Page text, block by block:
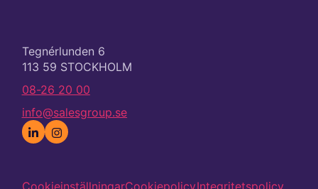
Tegnérlunden 6
113 59 STOCKHOLM
08-26 20 00
info@salesgroup.se
CookieinställningarCookiepolicyIntegritetspolicy